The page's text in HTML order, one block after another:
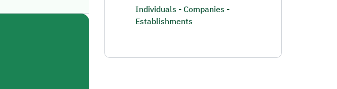
Individuals - Companies -
Establishments